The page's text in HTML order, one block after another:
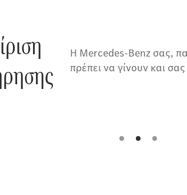
Η Mercedes-Benz σας,
πρέπει να γίνουν και